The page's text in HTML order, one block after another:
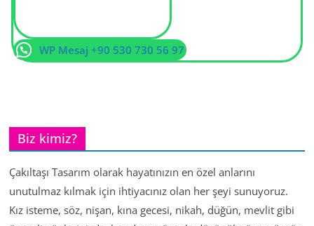
WP Mesaj +90 530 730 56 97
Biz kimiz?
Çakıltaşı Tasarım olarak hayatınızın en özel anlarını
unutulmaz kılmak için ihtiyacınız olan her şeyi sunuyoruz.
Kız isteme, söz, nişan, kına gecesi, nikah, düğün, mevlit gibi